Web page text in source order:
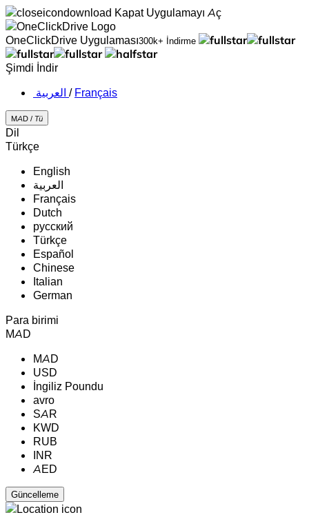
Kapat Uygulamayı Aç
OneClickDrive Uygulaması300k+ İndirme
Şimdi İndir
‏العربية ‏ / Français
MAD / Tü
Dil
Türkçe
English
‏العربية‏
Français
Dutch
русский
Türkçe
Español
Chinese
Italian
German
Para birimi
MAD
MAD
USD
İngiliz Poundu
avro
SAR
KWD
RUB
INR
AED